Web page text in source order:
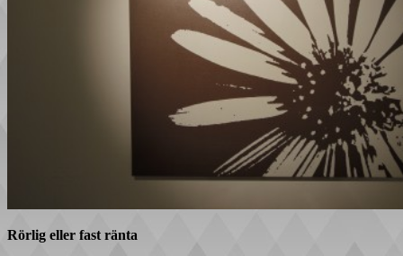
Rörlig eller fast ränta